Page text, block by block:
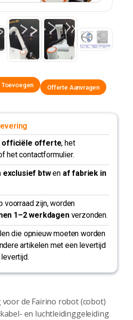
Offerte Aanvragen
officiële offerte, het
het contactformulier.
exclusief btwen af fabriek in
voorraad zijn, worden
1–2 werkdagenverzonden.
die opnieuw moeten worden
artikelen met een levertijd
de Fairino robot (cobot)
en luchtleidinggeleiding